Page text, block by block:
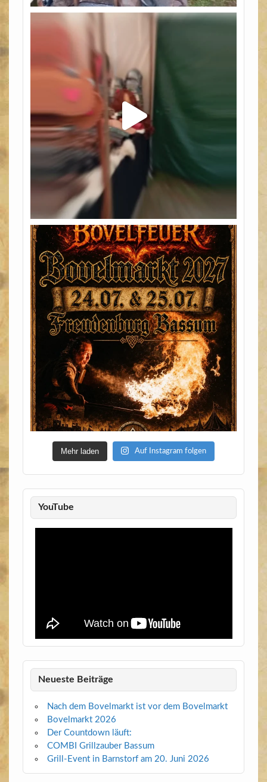
Mehr laden Auf Instagram folgen
YouTube
Neueste Beiträge
Nach dem Bovelmarkt ist vor dem Bovelmarkt
Bovelmarkt 2026
Der Countdown läuft:
COMBI Grillzauber Bassum
Grill-Event in Barnstorf am 20. Juni 2026